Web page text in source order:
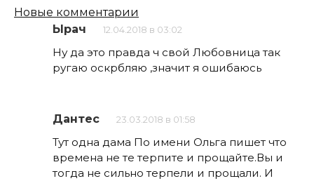
Навигация
комментариям
Новые комментарии
Ырач
12.04.2018 в 03:02
Ну да это правда ч свой Любовница так
ругаю оскрбляю ,значит я ошибаюсь
Дантес 23.03.2018 в 01:58
Тут одна дама По имени Ольга пишет что
времена не те терпите и прощайте.Вы и
тогда не сильно терпели и прощали. И